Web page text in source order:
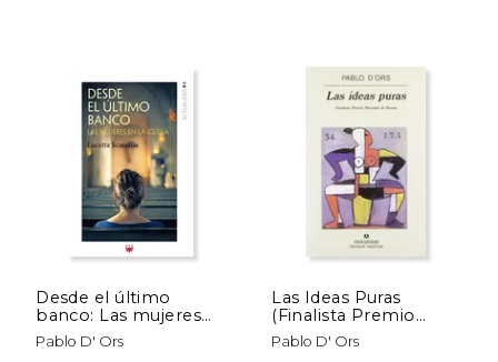
Desde el último
banco: Las mujeres
en la Iglesia (GP
Actualidad)
Pablo D' Ors
Las Ideas Puras
(Finalista Premio
Herralde 2000)
Pablo D' Ors